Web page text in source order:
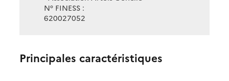
N° FINESS :
620027052
Principales caractéristiques